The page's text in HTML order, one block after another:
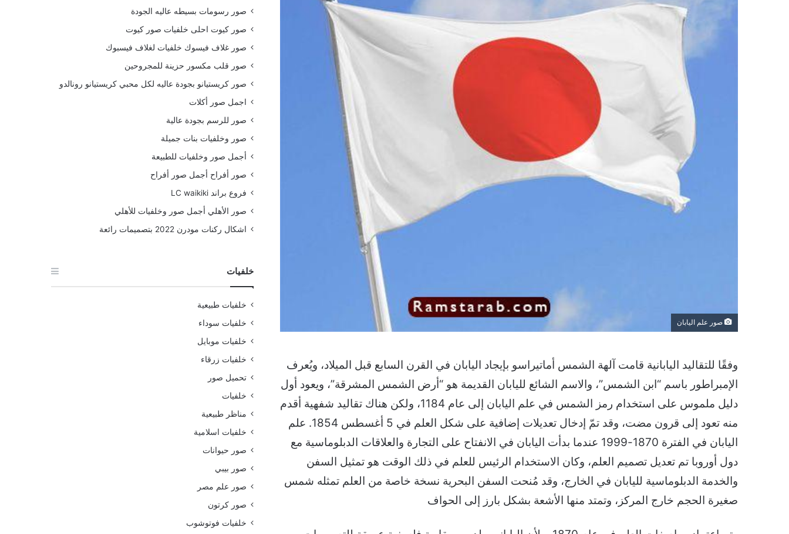
صور علم اليابان
وفقًا للتقاليد اليابانية قامت آلهة الشمس أماتيراسو بإيجاد اليابان في القرن السابع قبل الميلاد، ويُعرف
الإمبراطور باسم “ابن الشمس”، والاسم الشائع لليابان القديمة هو “أرض الشمس المشرقة”، ويعود أول
دليل ملموس على استخدام رمز الشمس في علم اليابان إلى عام 1184، ولكن هناك تقاليد شفهية أقدم
منه تعود إلى قرون مضت، وقد تمّ إدخال تعديلات إضافية على شكل العلم في 5 أغسطس 1854. علم
اليابان في الفترة 1870-1999 عندما بدأت اليابان في الانفتاح على التجارة والعلاقات الدبلوماسية مع
دول أوروبا تم تعديل تصميم العلم، وكان الاستخدام الرئيس للعلم في ذلك الوقت هو تمثيل السفن
والخدمة الدبلوماسية لليابان في الخارج، وقد مُنحت السفن البحرية نسخة خاصة من العلم تمثله شمس
صغيرة الحجم خارج المركز، وتمتد منها الأشعة بشكل بارز إلى الحواف
صور رسومات بسيطه عاليه الجودة
صور كيوت احلى خلفيات صور كيوت
صور غلاف فيسوك خلفيات لغلاف فيسبوك
صور قلب مكسور حزينة للمجروحين
صور كريستيانو بجودة عاليه لكل محبي كريستيانو رونالدو
اجمل صور أكلات
صور للرسم بجودة عالية
صور وخلفيات بنات جميلة
أجمل صور وخلفيات للطبيعة
صور أفراح أجمل صور أفراح
فروع براند LC waikiki
صور الأهلي أجمل صور وخلفيات للأهلي
اشكال ركنات مودرن 2022 بتصميمات رائعة
خلفيات
خلفيات طبيعية
خلفيات سوداء
خلفيات موبايل
خلفيات زرقاء
تحميل صور
خلفيات
مناظر طبيعية
خلفيات اسلامية
صور حيوانات
صور بيبي
صور علم مصر
صور كرتون
خلفيات فوتوشوب